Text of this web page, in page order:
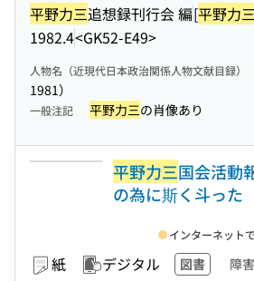
平野力三追想録刊行会 編[平野力三
1982.4<GK52-E49>
人物名（近現代日本政治関係人物文献目録）
1981）
一般注記 平野力三の肖像あり
平野力三国会活動
の為に斯く斗った
紙 デジタル 図書 障
インターネット